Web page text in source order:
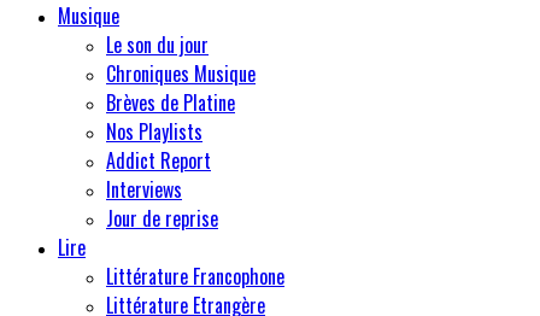
Musique
Le son du jour
Chroniques Musique
Brèves de Platine
Nos Playlists
Addict Report
Interviews
Jour de reprise
Lire
Littérature Francophone
Littérature Etrangère